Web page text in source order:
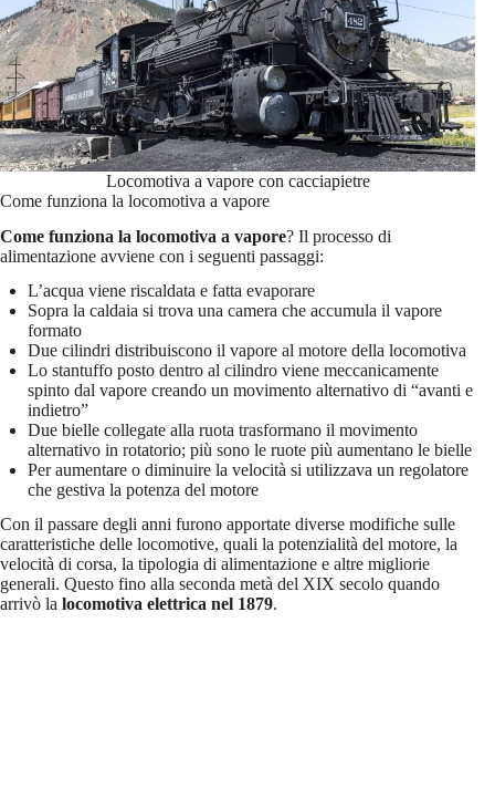
Locomotiva a vapore con cacciapietre
Come funziona la locomotiva a vapore
Come funziona la locomotiva a vapore? Il processo di
alimentazione avviene con i seguenti passaggi:
L’acqua viene riscaldata e fatta evaporare
Sopra la caldaia si trova una camera che accumula il vapore
formato
Due cilindri distribuiscono il vapore al motore della locomotiva
Lo stantuffo posto dentro al cilindro viene meccanicamente
spinto dal vapore creando un movimento alternativo di “avanti e
indietro”
Due bielle collegate alla ruota trasformano il movimento
alternativo in rotatorio; più sono le ruote più aumentano le bielle
Per aumentare o diminuire la velocità si utilizzava un regolatore
che gestiva la potenza del motore
Con il passare degli anni furono apportate diverse modifiche sulle
caratteristiche delle locomotive, quali la potenzialità del motore, la
velocità di corsa, la tipologia di alimentazione e altre migliorie
generali. Questo fino alla seconda metà del XIX secolo quando
arrivò la locomotiva elettrica nel 1879.